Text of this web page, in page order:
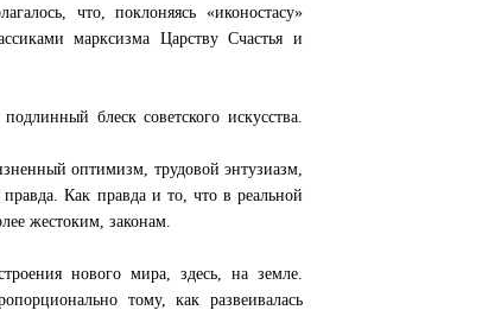
что, поклоняясь «иконостасу»
марксизма Царству Счастья и
блеск советского искусства.
оптимизм, трудовой энтузиазм,
Как правда и то, что в реальной
жестоким, законам.
нового мира, здесь, на земле.
тому, как развеивалась